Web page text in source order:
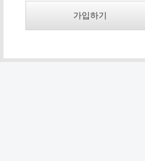
가입하기